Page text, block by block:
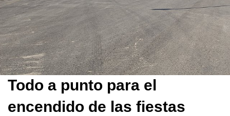
Todo a punto para el
encendido de las fiestas